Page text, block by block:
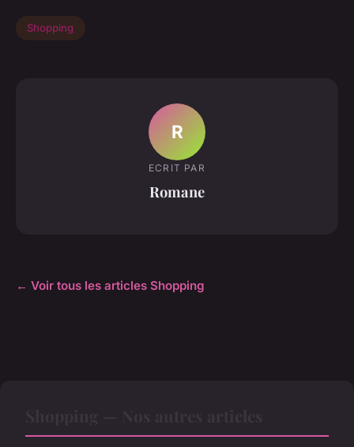
Shopping
R
ECRIT PAR
Romane
← Voir tous les articles Shopping